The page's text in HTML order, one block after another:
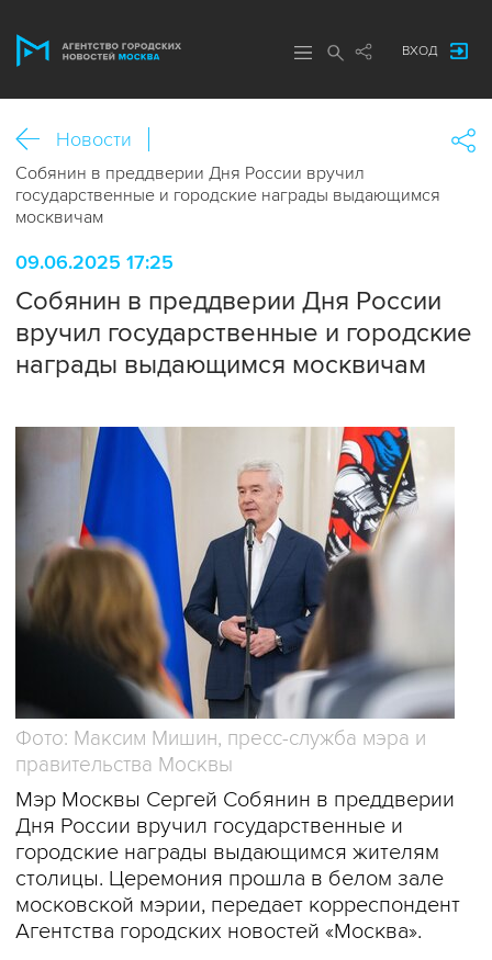
ВХОД
Новости
Собянин в преддверии Дня России вручил
государственные и городские награды выдающимся
москвичам
09.06.2025 17:25
Собянин в преддверии Дня России
вручил государственные и городские
награды выдающимся москвичам
Фото: Максим Мишин, пресс-служба мэра и
правительства Москвы
Мэр Москвы Сергей Собянин в преддверии
Дня России вручил государственные и
городские награды выдающимся жителям
столицы. Церемония прошла в белом зале
московской мэрии, передает корреспондент
Агентства городских новостей «Москва».